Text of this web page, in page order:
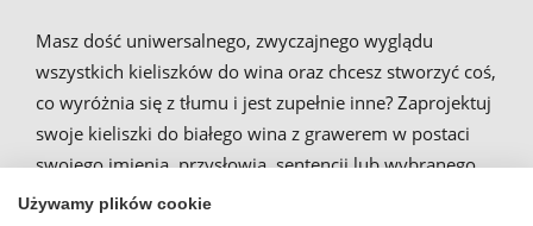
Masz dość uniwersalnego, zwyczajnego wyglądu
wszystkich kieliszków do wina oraz chcesz stworzyć coś,
co wyróżnia się z tłumu i jest zupełnie inne? Zaprojektuj
swoje kieliszki do białego wina z grawerem w postaci
swojego imienia, przysłowia, sentencji lub wybranego
przez Ciebie tekstu online w naszym konfiguratorze.
Używamy plików cookie